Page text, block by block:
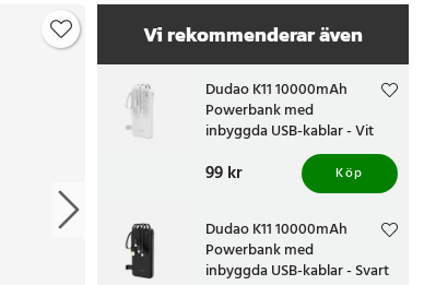
Vi rekommenderar även
Dudao K11 10000mAh
Powerbank med
inbyggda USB-kablar - Vit
Pris:99 kr
99 kr Köp
Dudao K11 10000mAh
Powerbank med
inbyggda USB-kablar - Svart